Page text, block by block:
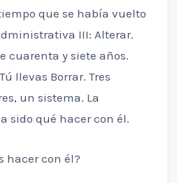
que se había vuelto
III: Alterar.
cuarenta y siete años.
llevas Borrar. Tres
un sistema. La
sido qué hacer con él.
hacer con él?